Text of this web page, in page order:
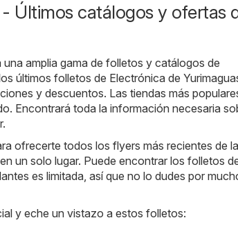
Últimos catálogos y ofertas
amplia gama de folletos y catálogos de
últimos folletos de Electrónica de
y descuentos. Las tiendas más
Encontrará toda la información necesaria
ofrecerte todos los flyers más recientes de la
un solo lugar. Puede encontrar los folletos
es limitada, así que no lo dudes por
y eche un vistazo a estos folletos: